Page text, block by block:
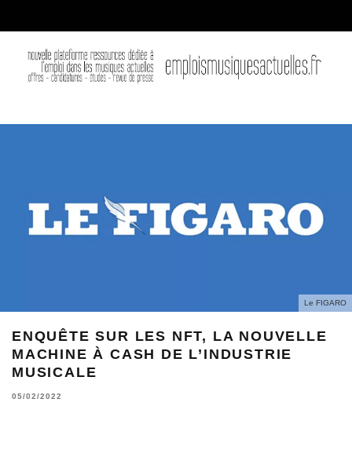
Le FIGARO
ENQUÊTE SUR LES NFT, LA NOUVELLE
MACHINE À CASH DE L’INDUSTRIE
MUSICALE
05/02/2022